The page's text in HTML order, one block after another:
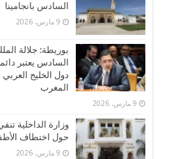
السادس بانجامينا
9 مارس، 2026
بوريطة: جلالة
السادس يعتبر
دول الخليج
المغرب
9 مارس، 2026
وزارة الداخلية
حول اختطاف
9 مارس، 2026